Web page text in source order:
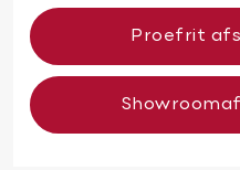
Proefrit